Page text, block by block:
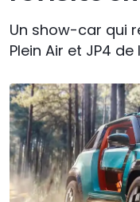
Un show-car qui
Plein Air et JP4